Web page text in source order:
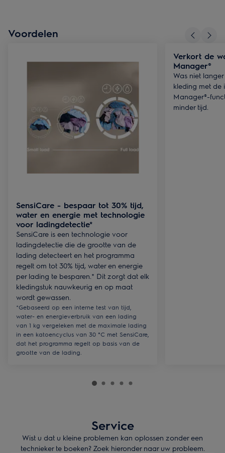
Voordelen
SensiCare - bespaar tot 30% tijd,
water en energie met technologie
voor ladingdetectie*
SensiCare is een technologie voor
ladingdetectie die de grootte van de
lading detecteert en het programma
regelt om tot 30% tijd, water en energie
per lading te besparen.* Dit zorgt dat elk
kledingstuk nauwkeurig en op maat
wordt gewassen.
*Gebaseerd op een interne test van tijd,
water- en energieverbruik van een lading
van 1 kg vergeleken met de maximale lading
in een katoencyclus van 30 °C met SensiCare,
dat het programma regelt op basis van de
grootte van de lading.
Verkort de
Manager®
Was niet
kleding met de
Manager®-
minder tijd.
Service
Wist u dat u kleine problemen kan oplossen zonder een
technieker te boeken? Zoek hieronder naar uw probleem.